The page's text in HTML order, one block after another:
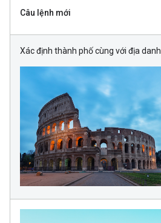
Câu lệnh mới
Xác định thành phố cùng với địa danh.